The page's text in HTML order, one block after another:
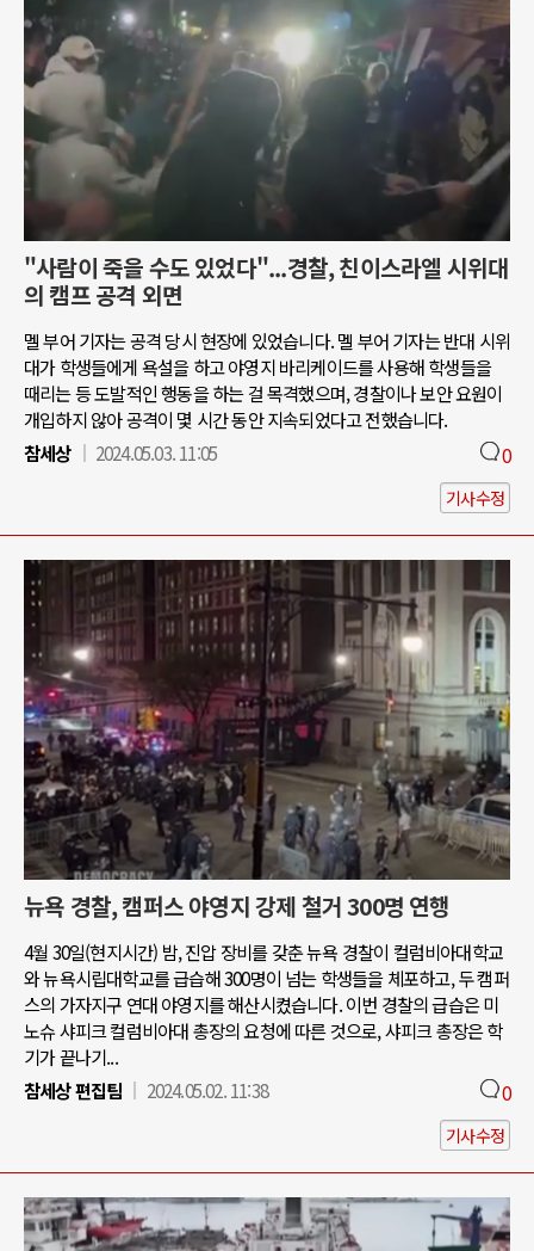
"사람이 죽을 수도 있었다"...경찰, 친이스라엘 시위대
의 캠프 공격 외면
멜 부어 기자는 공격 당시 현장에 있었습니다. 멜 부어 기자는 반대 시위
대가 학생들에게 욕설을 하고 야영지 바리케이드를 사용해 학생들을
때리는 등 도발적인 행동을 하는 걸 목격했으며, 경찰이나 보안 요원이
개입하지 않아 공격이 몇 시간 동안 지속되었다고 전했습니다.
참세상
2024.05.03. 11:05 0
기사수정
뉴욕 경찰, 캠퍼스 야영지 강제 철거 300명 연행
4월 30일(현지시간) 밤, 진압 장비를 갖춘 뉴욕 경찰이 컬럼비아대학교
와 뉴욕시립대학교를 급습해 300명이 넘는 학생들을 체포하고, 두 캠퍼
스의 가자지구 연대 야영지를 해산시켰습니다. 이번 경찰의 급습은 미
노슈 샤피크 컬럼비아대 총장의 요청에 따른 것으로, 샤피크 총장은 학
기가 끝나기...
참세상 편집팀
2024.05.02. 11:38 0
기사수정